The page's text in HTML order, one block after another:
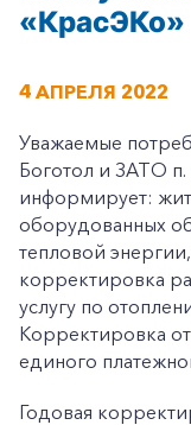
«КрасЭКо»
4 АПРЕЛЯ 2022
Уважаемые
Боготол и ЗАТО
информирует:
оборудованных
тепловой
корректировка
услугу по
Корректировка
единого
Годовая